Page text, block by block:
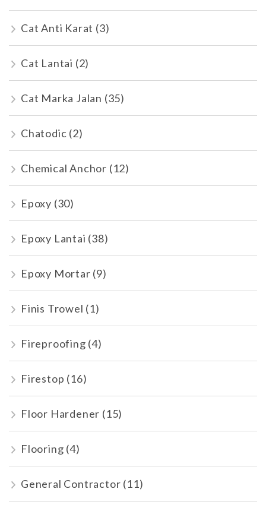
Cat Anti Karat (3)
Cat Lantai (2)
Cat Marka Jalan (35)
Chatodic (2)
Chemical Anchor (12)
Epoxy (30)
Epoxy Lantai (38)
Epoxy Mortar (9)
Finis Trowel (1)
Fireproofing (4)
Firestop (16)
Floor Hardener (15)
Flooring (4)
General Contractor (11)